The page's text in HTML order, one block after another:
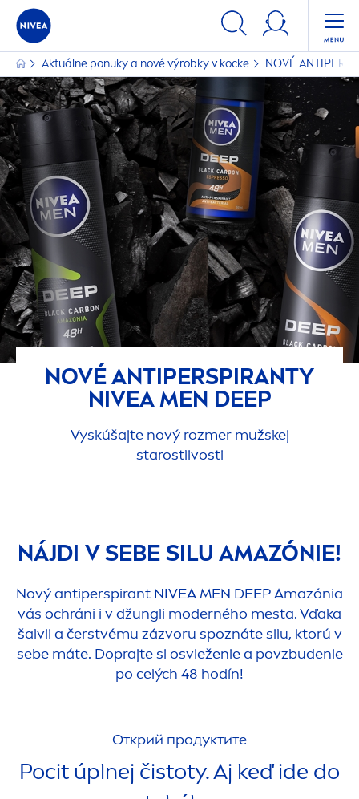
Aktuálne ponuky a nové výrobky v kocke NOVÉ
NOVÉ ANTIPERSPIRANTY
NIVEA MEN DEEP
Vyskúšajte nový rozmer mužskej
starostlivosti
NÁJDI V SEBE SILU AMAZÓNIE!
Nový antiperspirant NIVEAMEN DEEPAmazónia
vás ochráni i v džungli moderného mesta. Vďaka
šalvii a čerstvému zázvoru spoznáte silu, ktorú v
sebe máte. Doprajte si osvieženie a povzbudenie
po celých 48 hodín!
Открий продуктите
Pocit úplnej čistoty. Aj keď ide do